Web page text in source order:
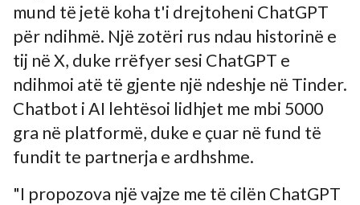
mund të jetë koha t'i drejtoheni ChatGPT
për ndihmë. Një zotëri rus ndau historinë e
tij në X, duke rrëfyer sesi ChatGPT e
ndihmoi atë të gjente një ndeshje në Tinder.
Chatbot i AI lehtësoi lidhjet me mbi 5000
gra në platformë, duke e çuar në fund të
fundit te partnerja e ardhshme.
"I propozova një vajze me të cilën ChatGPT